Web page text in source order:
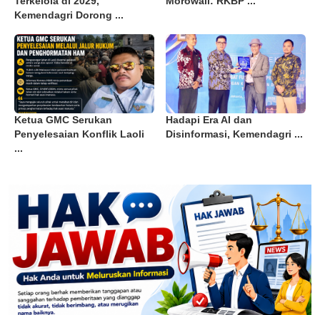
Kemendagri Dorong ...
Ketua GMC Serukan
Penyelesaian Konflik Laoli
...
Hadapi Era AI dan
Disinformasi, Kemendagri ...